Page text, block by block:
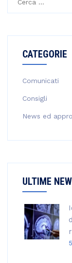
CATEGORIE
Comunicati
Consigli
News ed
ULTIME